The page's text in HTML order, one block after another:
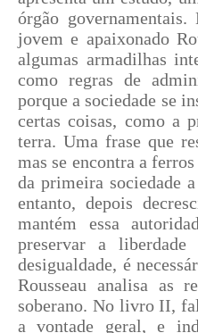
órgão
jovem e apaixonado
algumas armadilhas
como regras de
porque a sociedade se
certas coisas, como a
terra. Uma frase que
mas se encontra a
da primeira sociedade
entanto, depois
mantém essa
preservar a
desigualdade, é
Rousseau analisa as
soberano. No livro II,
a vontade geral, e